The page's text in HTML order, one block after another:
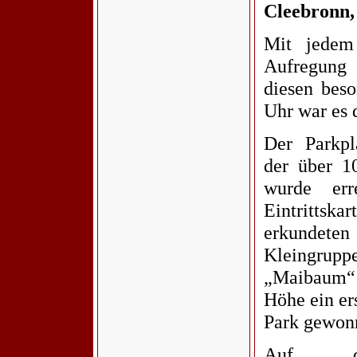
Mit
diesen
Uhr war es
Der
der über
wurde
Höhe ein
Park